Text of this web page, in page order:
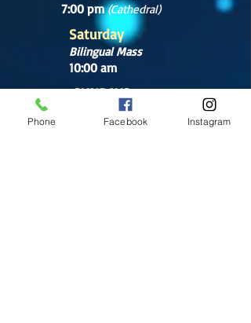
7:00 pm(Cathedral)
Saturday
Bilingual Mass
10:00 am
SUNDAYS
8:30 am
Phone Facebook Instagram